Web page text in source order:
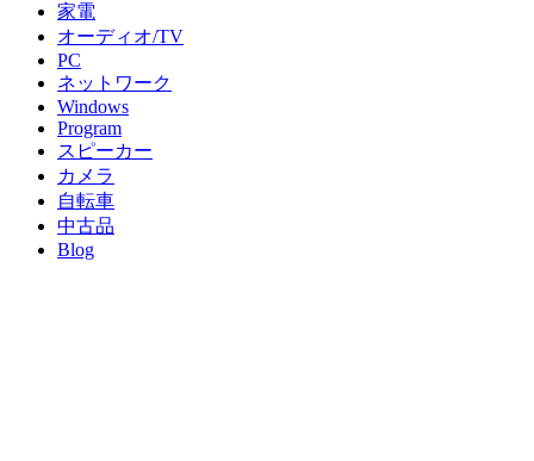
家電
オーディオ/TV
PC
ネットワーク
Windows
Program
スピーカー
カメラ
自転車
中古品
Blog